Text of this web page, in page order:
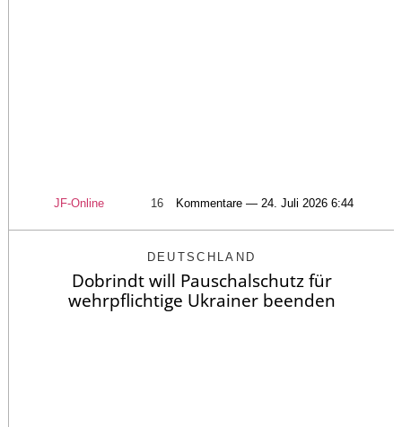
JF-Online 16 Kommentare — 24. Juli 2026 6:44
DEUTSCHLAND
Dobrindt will Pauschalschutz für
wehrpflichtige Ukrainer beenden